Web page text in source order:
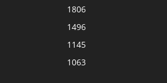
1806
1496
1145
1063